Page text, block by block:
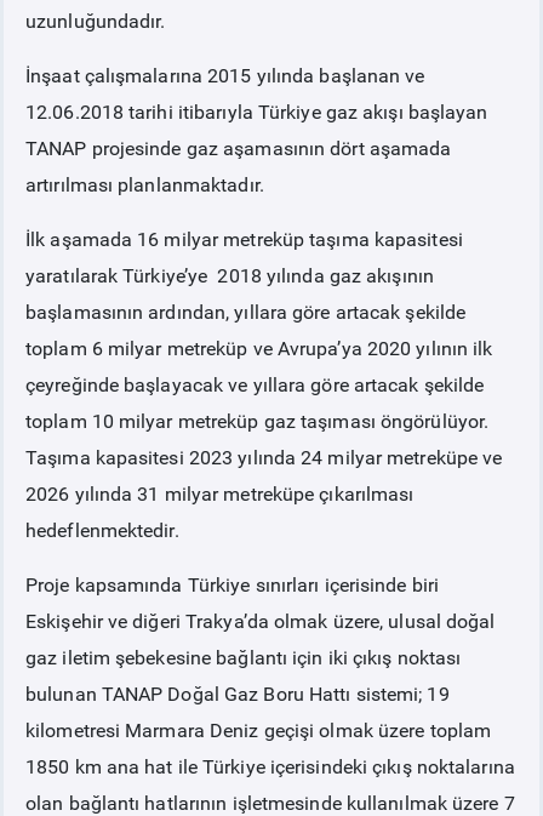
uzunluğundadır.
İnşaat çalışmalarına 2015 yılında başlanan ve
12.06.2018 tarihi itibarıyla Türkiye gaz akışı başlayan
TANAP projesinde gaz aşamasının dört aşamada
artırılması planlanmaktadır.
İlk aşamada 16 milyar metreküp taşıma kapasitesi
yaratılarak Türkiye’ye 2018 yılında gaz akışının
başlamasının ardından, yıllara göre artacak şekilde
toplam 6 milyar metreküp ve Avrupa’ya 2020 yılının ilk
çeyreğinde başlayacak ve yıllara göre artacak şekilde
toplam 10 milyar metreküp gaz taşıması öngörülüyor.
Taşıma kapasitesi 2023 yılında 24 milyar metreküpe ve
2026 yılında 31 milyar metreküpe çıkarılması
hedeflenmektedir.
Proje kapsamında Türkiye sınırları içerisinde biri
Eskişehir ve diğeri Trakya’da olmak üzere, ulusal doğal
gaz iletim şebekesine bağlantı için iki çıkış noktası
bulunan TANAP Doğal Gaz Boru Hattı sistemi; 19
kilometresi Marmara Deniz geçişi olmak üzere toplam
1850 km ana hat ile Türkiye içerisindeki çıkış noktalarına
olan bağlantı hatlarının işletmesinde kullanılmak üzere 7